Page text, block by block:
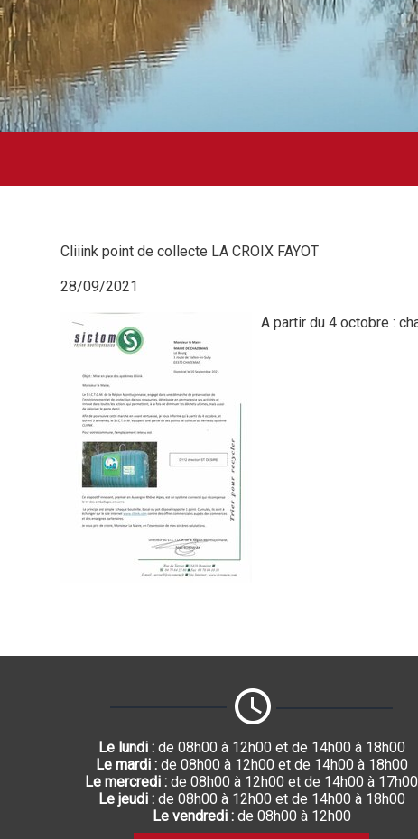
Cliiink point de collecte LA CROIX FAYOT
28/09/2021
A partir du 4 octobre :
Le lundi :de 08h00 à 12h00 et de 14h00 à 18h00
Le mardi :de 08h00 à 12h00 et de 14h00 à 18h00
Le mercredi : de 08h00 à 12h00 et de 14h00 à 17h00
Le jeudi :de 08h00 à 12h00 et de 14h00 à 18h00
Le vendredi :de 08h00 à 12h00